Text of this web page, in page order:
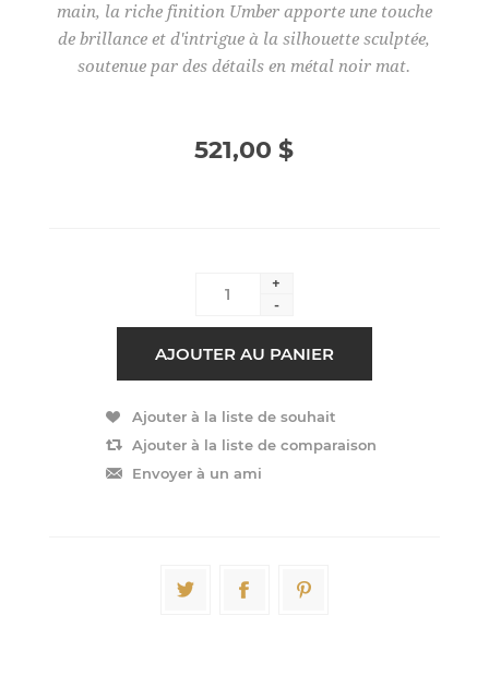
main, la riche finition Umber apporte une touche
de brillance et d'intrigue à la silhouette sculptée,
soutenue par des détails en métal noir mat.
521,00 $
+
-